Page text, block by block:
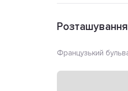
Розташування
Французький